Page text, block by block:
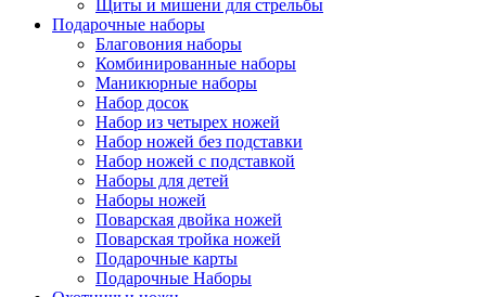
Щиты и мишени для стрельбы
Подарочные наборы
Благовония наборы
Комбинированные наборы
Маникюрные наборы
Набор досок
Набор из четырех ножей
Набор ножей без подставки
Набор ножей с подставкой
Наборы для детей
Наборы ножей
Поварская двойка ножей
Поварская тройка ножей
Подарочные карты
Подарочные Наборы